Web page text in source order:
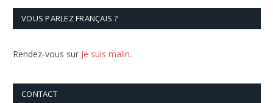
VOUS PARLEZ FRANÇAIS ?
Rendez-vous sur Je suis malin.
CONTACT